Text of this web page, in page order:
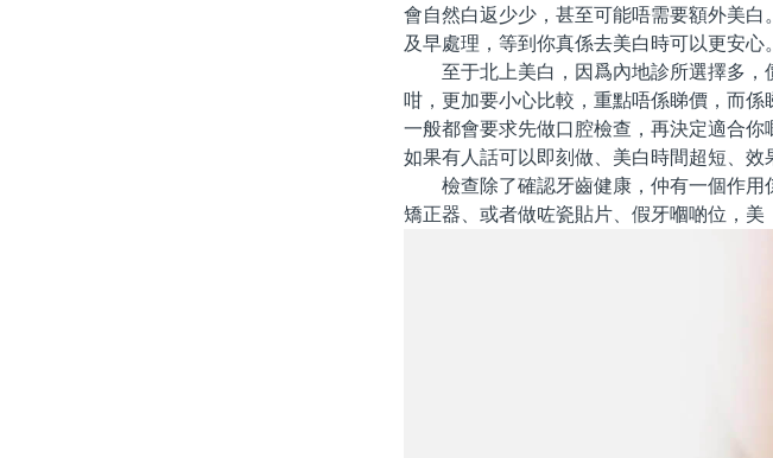
會自然白返少少，甚至可能唔需要額外美
及早處理，等到你真係去美白時可以更安心。
至于北上美白，因爲內地診所選擇多，
咁，更加要小心比較，重點唔係睇價，而
一般都會要求先做口腔檢查，再決定適合你
如果有人話可以即刻做、美白時間超短、效
檢查除了確認牙齒健康，仲有一個作用
矯正器、或者做咗瓷貼片、假牙嗰啲位，美